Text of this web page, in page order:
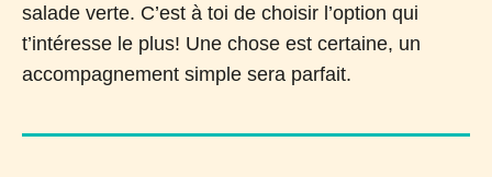
salade verte. C’est à toi de choisir l’option qui
t’intéresse le plus! Une chose est certaine, un
accompagnement simple sera parfait.